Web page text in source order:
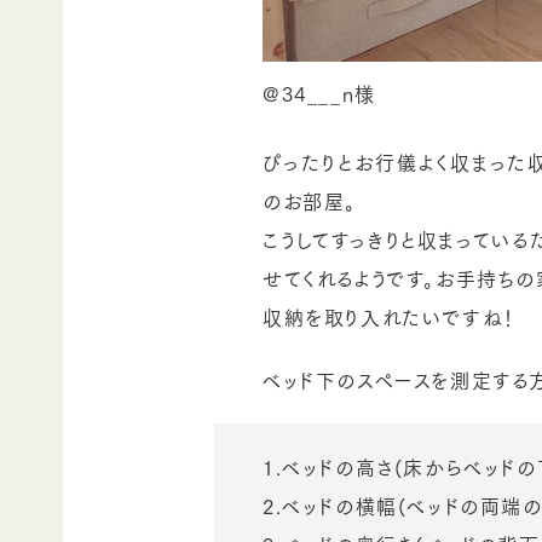
@34___n様
ぴったりとお行儀よく収まっ
のお部屋。
こうしてすっきりと収まってい
せてくれるようです。お手持ち
収納を取り入れたいですね！
ベッド下のスペースを測定する
1.ベッドの高さ(床からベッド
2.ベッドの横幅(ベッドの両端